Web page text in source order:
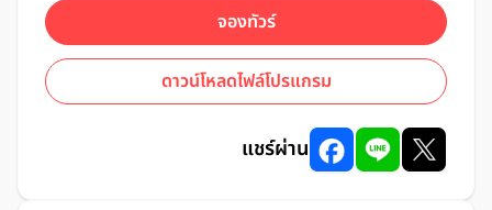
จองทัวร์
ดาวน์โหลดไฟล์โปรแกรม
แชร์ผ่าน